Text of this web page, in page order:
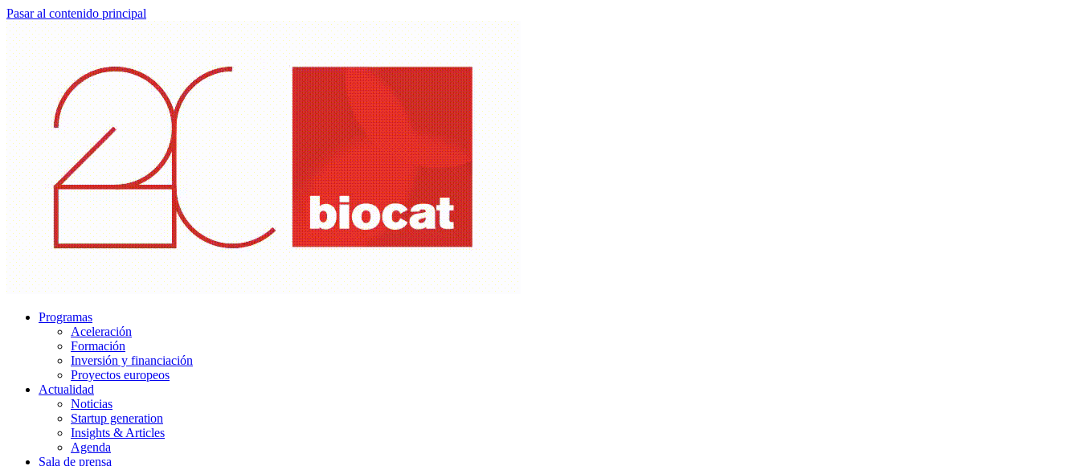
Pasar al contenido principal
Programas
Aceleración
Formación
Inversión y financiación
Proyectos europeos
Actualidad
Noticias
Startup generation
Insights & Articles
Agenda
Sala de prensa